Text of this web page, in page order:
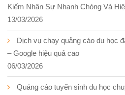
Kiếm Nhân Sự Nhanh Chóng Và
13/03/2026
Dịch vụ chạy quảng cáo du học
– Google hiệu quả cao
06/03/2026
Quảng cáo tuyển sinh du học